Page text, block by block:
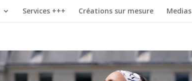
Services +++ Créations sur mesure Medias